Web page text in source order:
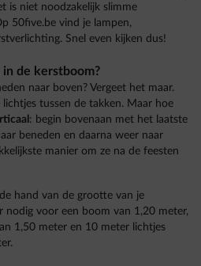
is niet noodzakelijk slimme
50five.be vind je lampen,
Snel even kijken dus!
de kerstboom?
naar boven? Vergeet het maar.
tussen de takken. Maar hoe
: begin bovenaan met het laatste
beneden en daarna weer naar
manier om ze na de feesten
hand van de grootte van je
nodig voor een boom van 1,20 meter,
1,50 meter en 10 meter lichtjes